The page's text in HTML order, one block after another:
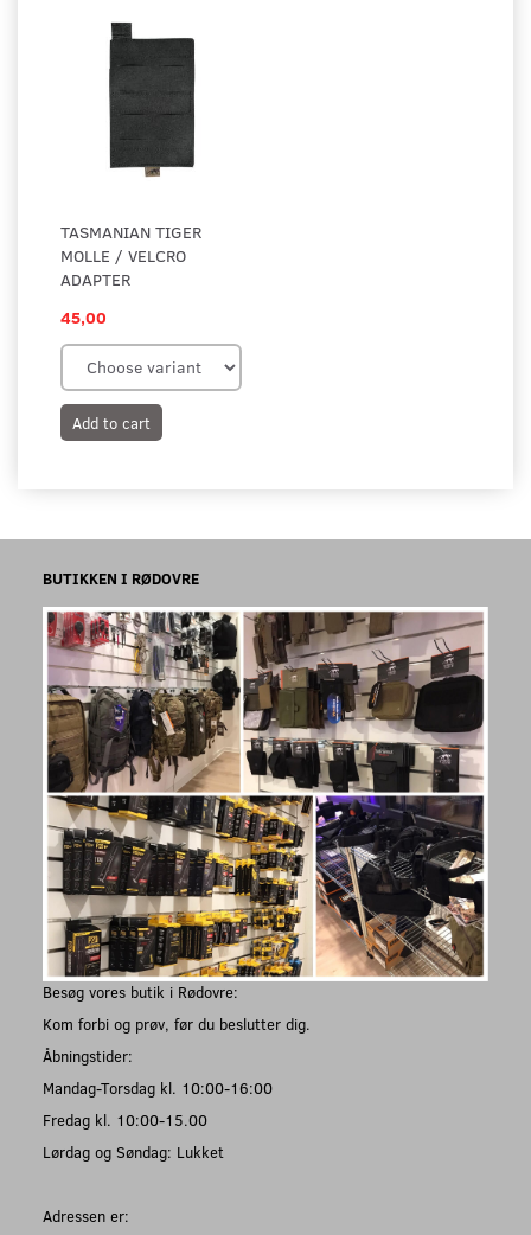
TASMANIAN TIGER
MOLLE / VELCRO
ADAPTER
45,00
Add to cart
BUTIKKEN I RØDOVRE
Besøg vores butik i Rødovre:
Kom forbi og prøv, før du beslutter dig.
Åbningstider:
Mandag-Torsdag kl. 10:00-16:00
Fredag kl. 10:00-15.00
Lørdag og Søndag: Lukket
Adressen er: